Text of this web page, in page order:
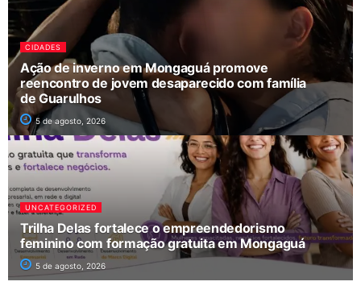
CIDADES
Ação de inverno em Mongaguá promove
reencontro de jovem desaparecido com família
de Guarulhos
5 de agosto, 2026
UNCATEGORIZED
Trilha Delas fortalece o empreendedorismo
feminino com formação gratuita em Mongaguá
5 de agosto, 2026